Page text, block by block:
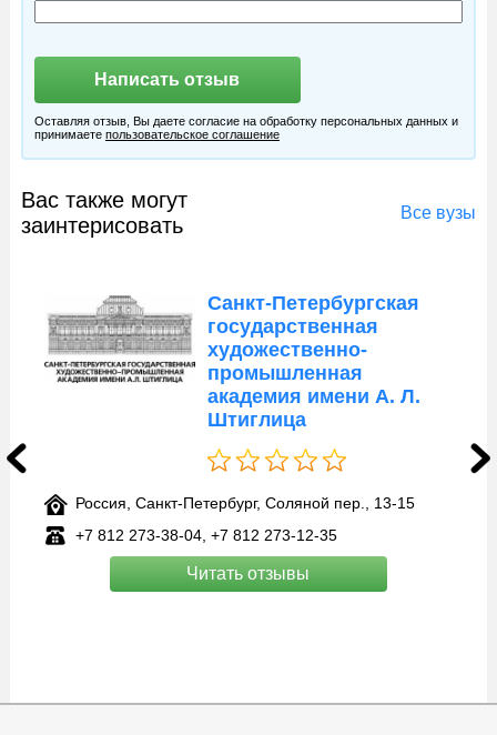
Оставляя отзыв, Вы даете согласие на обработку персональных данных и
принимаете пользовательское соглашение
Вас также могут
заинтерисовать
Все вузы
пер., 13-15
35
Санкт-
Россия, Санкт-Петербург,
Шмидта, 27/2
+7 905 250‑50-81, +7 812